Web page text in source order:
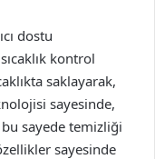
dostu
kontrol
saklayarak,
sayesinde,
sayede temizliği
sayesinde